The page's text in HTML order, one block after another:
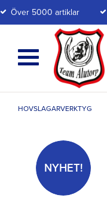
Över 5000 artiklar
HOVSLAGARVERKTYG
NYHET!